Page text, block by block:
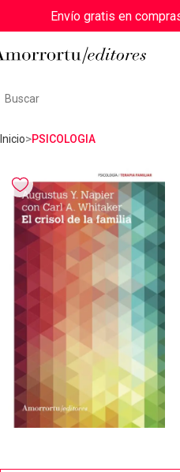
Envío gratis en
Inicio PSICOLOGIA